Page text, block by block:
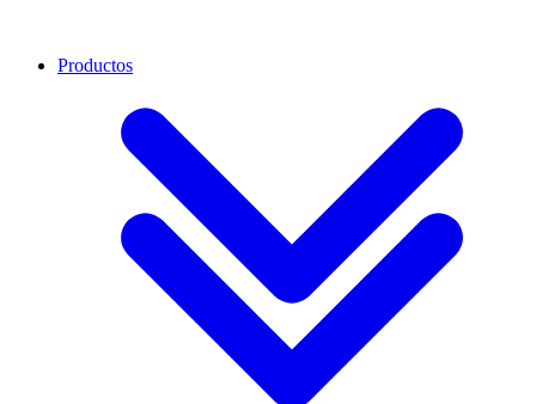
Productos